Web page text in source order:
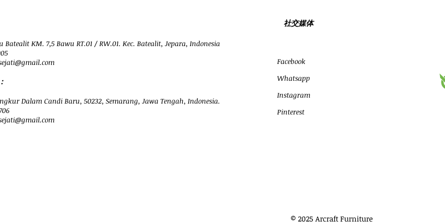
Batealit KM. 7,5 Bawu RT.01 / RW.01. Kec. Batealit, Jepara, Indonesia
gmail.com
Dalam Candi Baru, 50232, Semarang, Jawa Tengah, Indonesia.
社交媒体
Facebook
Whatsapp
Instagram
Pinterest
© 2025 Arcraft Furniture